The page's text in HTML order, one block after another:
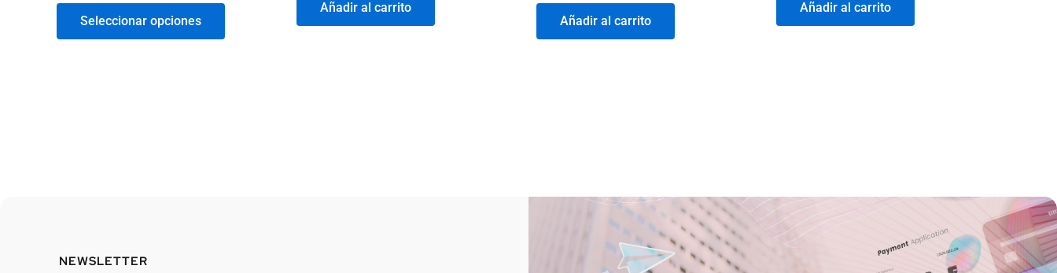
0
Seleccionar opciones
Añadir al carrito
0
Añadir al carrito
Añadir al carrito
NEWSLETTER